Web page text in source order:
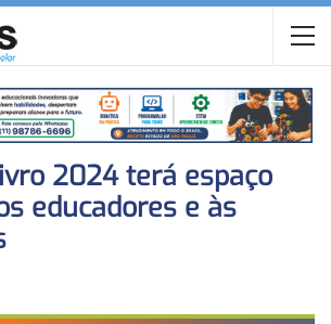
2024 terá espaço
educadores e às